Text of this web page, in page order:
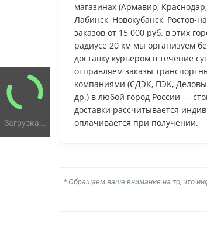
Загрузка...
магазинах (Армавир,
Лабинск, Новокубанск, Ростов-
заказов от 15 000 руб. в этих
радиусе 20 км мы организуем
доставку курьером в течение
отправляем заказы
компаниями (СДЭК, ПЭК,
др.) в любой город России —
доставки рассчитывается
оплачивается при получении.
* Обращаем ваше внимание на то, что